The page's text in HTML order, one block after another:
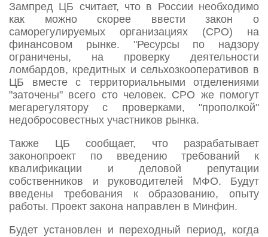
Зампред ЦБ считает, что в России необходимо
как можно скорее ввести закон о
саморегулируемых организациях (СРО) на
финансовом рынке. "Ресурсы по надзору
ограничены, на проверку деятельности
ломбардов, кредитных и сельхозкооперативов в
ЦБ вместе с территориальными отделениями
"заточены" всего сто человек. СРО же помогут
мегарегулятору с проверками, "прополкой"
недобросовестных участников рынка.
Также ЦБ сообщает, что разрабатывает
законопроект по введению требований к
квалификации и деловой репутации
собственников и руководителей МФО. Будут
введены требования к образованию, опыту
работы. Проект закона направлен в Минфин.
Будет установлен и переходный период, когда